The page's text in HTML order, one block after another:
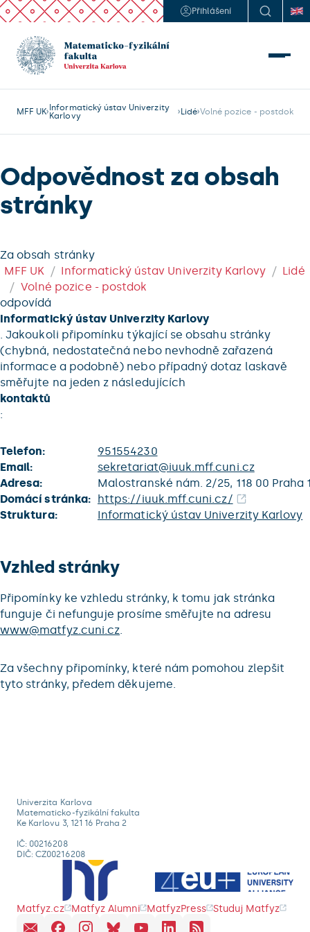
Přihlášení
MFF UK Informatický ústav Univerzity
Karlovy
Lidé Volné pozice - postdok
Odpovědnost za obsah
stránky
Za obsah stránky
MFF UK
Informatický ústav Univerzity Karlovy
Lidé
Volné pozice - postdok
odpovídá
Informatický ústav Univerzity Karlovy
. Jakoukoli připomínku týkající se obsahu stránky
(chybná, nedostatečná nebo nevhodně zařazená
informace a podobně) nebo případný dotaz laskavě
směřujte na jeden z následujících
kontaktů
:
Telefon:
951554230
Email:
sekretariat@iuuk.mff.cuni.cz
Adresa:
Malostranské nám. 2/25, 118 00 Praha
Domácí stránka: https://iuuk.mff.cuni.cz/
Struktura:
Informatický ústav Univerzity Karlovy
Vzhled stránky
Připomínky ke vzhledu stránky, k tomu jak stránka
funguje či nefunguje prosíme směřujte na adresu
www@matfyz.cuni.cz.
Za všechny připomínky, které nám pomohou zlepšit
tyto stránky, předem děkujeme.
Univerzita Karlova
Matematicko-fyzikální fakulta
Ke Karlovu 3, 121 16 Praha 2
IČ: 00216208
DIČ: CZ00216208
Matfyz.cz Matfyz Alumni MatfyzPress Studuj Matfyz